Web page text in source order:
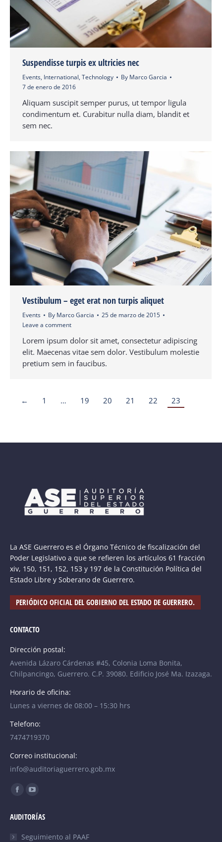
Suspendisse turpis ex ultricies nec
Events, International, Technology By Marco Garcia
7 de enero de 2016
Aliquam suscipit semper purus, ut tempor ligula
condimentum et. Curabitur nulla diam, blandit et
sem nec.
Vestibulum – eget erat non turpis aliquet
Events By Marco Garcia
25 de marzo de 2015
Leave a comment
Lorem ipsum dolor sit amet, consectetur adipiscing
elit. Maecenas vitae sem dolor. Vestibulum molestie
pretium sem in faucibus.
← 1 … 19 20 21 22 23
La ASE Guerrero es el Órgano Técnico de fiscalización del
Poder Legislativo a que se refieren los artículos 61 fracción
xiv, 150, 151, 152, 153 y 197 de la Constitución Política del
Estado Libre y Soberano de Guerrero.
PERIÓDICO OFICIAL DEL GOBIERNO DEL ESTADO DE GUERRERO.
CONTACTO
Dirección postal:
Avenida Lázaro Cárdenas #45, Colonia Loma Bonita,
Chilpancingo, Guerrero. C.P. 39080. Edificio José Ma. Izazaga.
Horario de oficina:
Lunes a viernes de 08:00 – 15:30 hrs
Telefono:
7474719370
Correo institucional:
info@auditoriaguerrero.gob.mx
Find us on:
Facebook
opens
in
opens
in
AUDITORÍAS
Seguimiento al PAAF